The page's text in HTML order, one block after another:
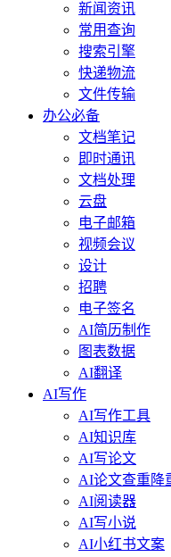
新闻资讯
常用查询
搜索引擎
快递物流
文件传输
办公必备
文档笔记
即时通讯
文档处理
云盘
电子邮箱
视频会议
设计
招聘
电子签名
AI简历制作
图表数据
AI翻译
AI写作
AI写作工具
AI知识库
AI写论文
AI论文查重降
AI阅读器
AI写小说
AI小红书文案